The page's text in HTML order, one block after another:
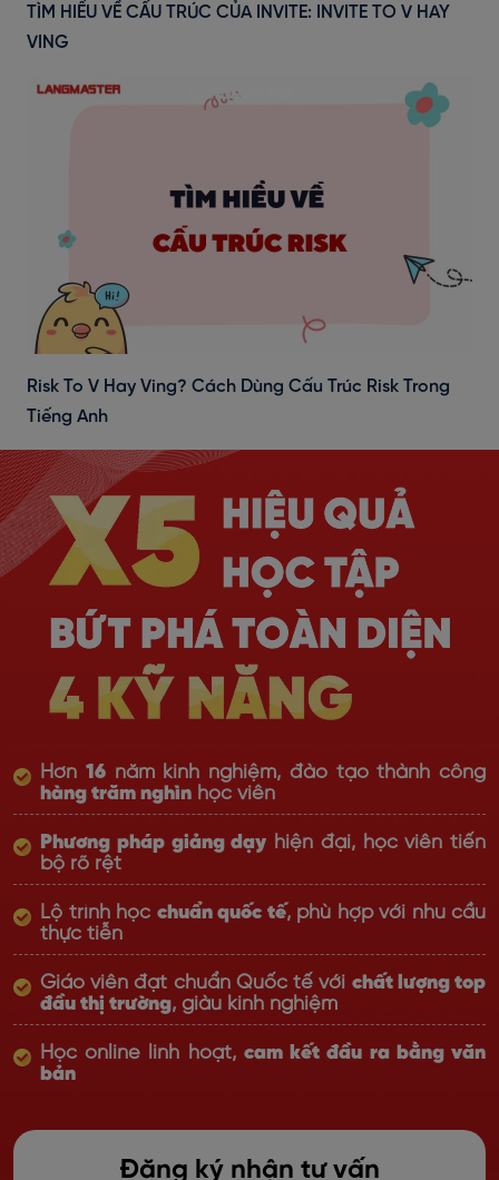
TÌM HIỂU VỀ CẤU TRÚC CỦA INVITE: INVITE TO V HAY
VING
Risk To V Hay Ving? Cách Dùng Cấu Trúc Risk Trong
Tiếng Anh
Hơn 16năm kinh nghiệm, đào tạo thành công
hàng trăm nghìn học viên
Phương pháp giảng dạy hiện đại, học viên tiến
bộ rõ rệt
Lộ trình học chuẩn quốc tế, phù hợp với nhu cầu
thực tiễn
Giáo viên đạt chuẩn Quốc tế với chất lượng top
đầu thị trường, giàu kinh nghiệm
Học online linh hoạt, cam kết đầu ra bằng văn
bản
Đăng ký nhận tư vấn